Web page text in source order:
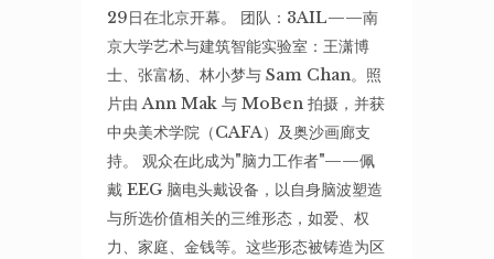
29日在北京开幕。 团队：3AIL——南
京大学艺术与建筑智能实验室：王潇博
士、张富杨、林小梦与 Sam Chan。照
片由 Ann Mak 与 MoBen 拍摄，并获
中央美术学院（CAFA）及奥沙画廊支
持。 观众在此成为"脑力工作者"——佩
戴 EEG 脑电头戴设备，以自身脑波塑造
与所选价值相关的三维形态，如爱、权
力、家庭、金钱等。这些形态被铸造为区